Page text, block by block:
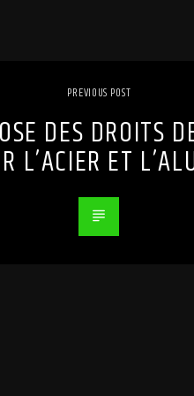
PREVIOUS POST
DES DROITS
L’ACIER ET